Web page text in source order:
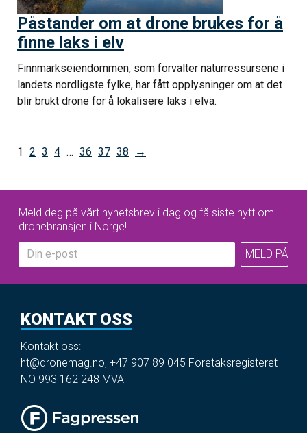
Påstander om at drone brukes for å
finne laks i elv
Finnmarkseiendommen, som forvalter naturressursene i
landets nordligste fylke, har fått opplysninger om at det
blir brukt drone for å lokalisere laks i elva.
1 2 3 4 … 36 37 38 →
Meld deg på vårt nyhetsbrev i dag og få siste nytt om
dronebransjen i Norge!
KONTAKT OSS
Kontakt oss:
ht@dronemag.no, +47 907 89 045 Foretaksregisteret
NO 993 162 248 MVA